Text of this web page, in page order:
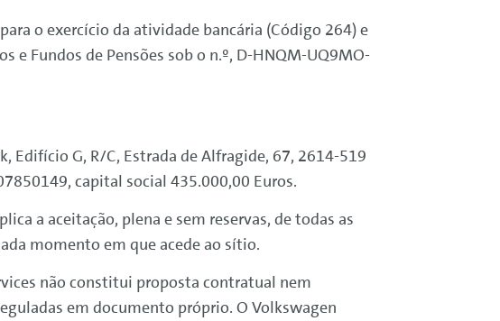
o exercício da atividade bancária (Código 264) e
e Fundos de Pensões sob o n.º, D-HNQM-UQ9MO-
Edifício G, R/C, Estrada de Alfragide, 67, 2614-519
capital social 435.000,00 Euros.
a aceitação, plena e sem reservas, de todas as
momento em que acede ao sítio.
não constitui proposta contratual nem
em documento próprio. O Volkswagen